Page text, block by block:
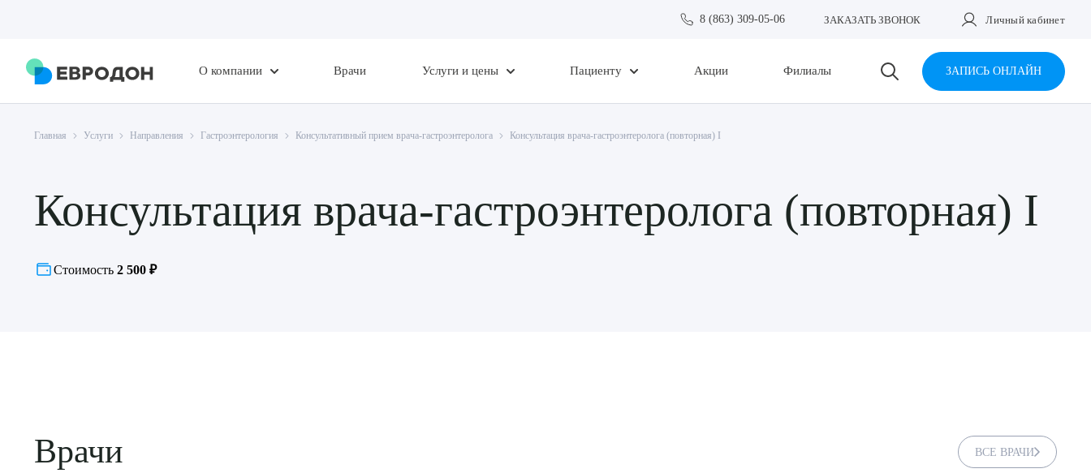
8 (863) 309-05-06 ЗАКАЗАТЬ ЗВОНОК Личный кабинет
О компании Врачи Услуги и цены Пациенту Акции Филиалы ЗАПИСЬ ОНЛАЙН
Главная Услуги Направления Гастроэнтерология Консультативный прием врача-гастроэнтеролога Консультация врача-гастроэнтеролога (повторная) I
Консультация врача-гастроэнтеролога (повторная) I
Стоимость 2 500 ₽
Врачи ВСЕ ВРАЧИ